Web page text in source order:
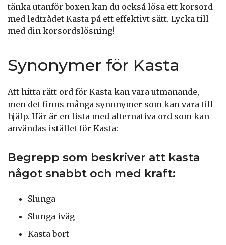
tänka utanför boxen kan du också lösa ett korsord
med ledtrådet Kasta på ett effektivt sätt. Lycka till
med din korsordslösning!
Synonymer för Kasta
Att hitta rätt ord för Kasta kan vara utmanande,
men det finns många synonymer som kan vara till
hjälp. Här är en lista med alternativa ord som kan
användas istället för Kasta:
Begrepp som beskriver att kasta
något snabbt och med kraft:
Slunga
Slunga iväg
Kasta bort